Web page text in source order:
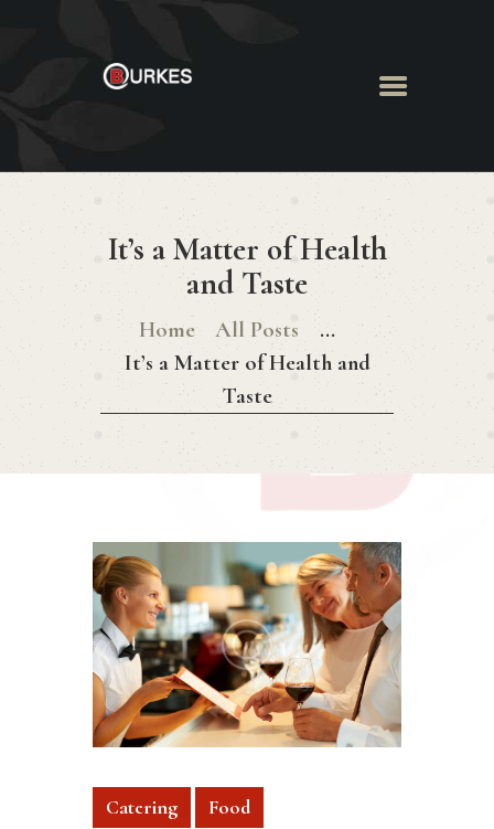
It’s a Matter of Health
and Taste
Home All Posts
...
It’s a Matter of Health and
Taste
HOME
MENU
BOOK ROOM
CONTACT US
Catering Food